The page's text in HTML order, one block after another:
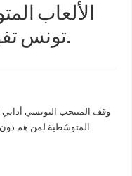
تونس تفوز بالميدالية البرونزيّة.
وقف المنتحب التونسي أداني